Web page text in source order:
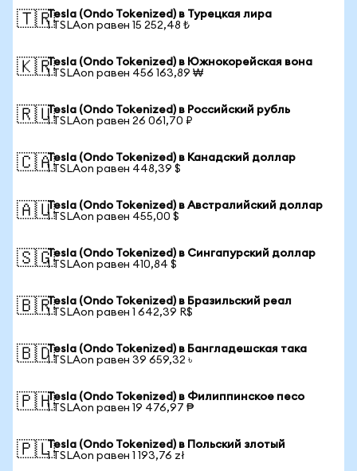
🇹🇷Tesla (Ondo Tokenized) в Турецкая лира
1 TSLAon равен 15 252,48 ₺
🇰🇷Tesla (Ondo Tokenized) в Южнокорейская вона
1 TSLAon равен 456 163,89 ₩
🇷🇺Tesla (Ondo Tokenized) в Российский рубль
1 TSLAon равен 26 061,70 ₽
🇨🇦Tesla (Ondo Tokenized) в Канадский доллар
1 TSLAon равен 448,39 $
🇦🇺Tesla (Ondo Tokenized) в Австралийский доллар
1 TSLAon равен 455,00 $
🇸🇬Tesla (Ondo Tokenized) в Сингапурский доллар
1 TSLAon равен 410,84 $
🇧🇷Tesla (Ondo Tokenized) в Бразильский реал
1 TSLAon равен 1 642,39 R$
🇧🇩Tesla (Ondo Tokenized) в Бангладешская така
1 TSLAon равен 39 659,32 ৳
🇵🇭Tesla (Ondo Tokenized) в Филиппинское песо
1 TSLAon равен 19 476,97 ₱
🇵🇱Tesla (Ondo Tokenized) в Польский злотый
1 TSLAon равен 1 193,76 zł